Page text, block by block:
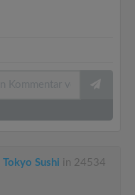
Tokyo Sushi in 24534